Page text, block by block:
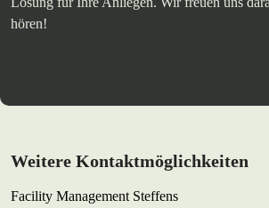
hören!
Weitere Kontaktmöglichkeiten
Facility Management Steffens